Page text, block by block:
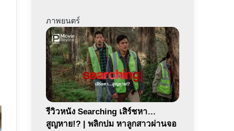
ภาพยนตร์
รีวิวหนัง Searching เสิร์ชหา…
สูญหาย!? | พลิกปม หาลูกสาวผ่านจอ